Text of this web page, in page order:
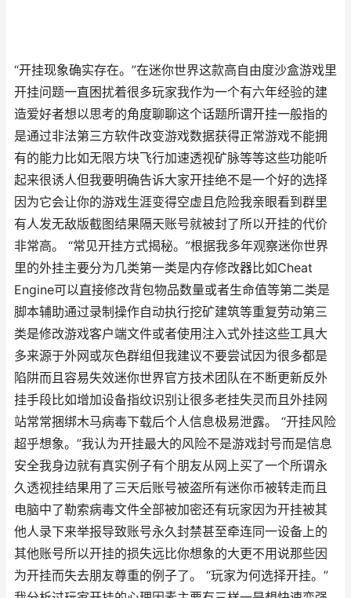
“开挂现象确实存在。”在迷你世界这款高自由度沙盒游戏里
开挂问题一直困扰着很多玩家我作为一个有六年经验的建
造爱好者想以思考的角度聊聊这个话题所谓开挂一般指的
是通过非法第三方软件改变游戏数据获得正常游戏不能拥
有的能力比如无限方块飞行加速透视矿脉等等这些功能听
起来很诱人但我要明确告诉大家开挂绝不是一个好的选择
因为它会让你的游戏生涯变得空虚且危险我亲眼看到群里
有人发无敌版截图结果隔天账号就被封了所以开挂的代价
非常高。 “常见开挂方式揭秘。”根据我多年观察迷你世界
里的外挂主要分为几类第一类是内存修改器比如Cheat
Engine可以直接修改背包物品数量或者生命值等第二类是
脚本辅助通过录制操作自动执行挖矿建筑等重复劳动第三
类是修改游戏客户端文件或者使用注入式外挂这些工具大
多来源于外网或灰色群组但我建议不要尝试因为很多都是
陷阱而且容易失效迷你世界官方技术团队在不断更新反外
挂手段比如增加设备指纹识别让很多老挂失灵而且外挂网
站常常捆绑木马病毒下载后个人信息极易泄露。 “开挂风险
超乎想象。”我认为开挂最大的风险不是游戏封号而是信息
安全我身边就有真实例子有个朋友从网上买了一个所谓永
久透视挂结果用了三天后账号被盗所有迷你币被转走而且
电脑中了勒索病毒文件全部被加密还有玩家因为开挂被其
他人录下来举报导致账号永久封禁甚至牵连同一设备上的
其他账号所以开挂的损失远比你想象的大更不用说那些因
为开挂而失去朋友尊重的例子了。 “玩家为何选择开挂。”